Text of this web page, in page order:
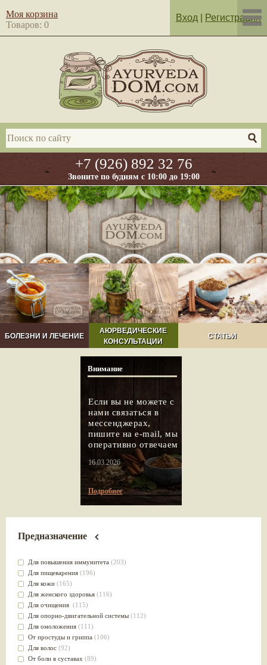
+7 (926) 892 32 76
Звоните по будням с 10:00 до 19:00
Моя корзина
Товаров: 0
Вход Регистрация
БОЛЕЗНИ И ЛЕЧЕНИЕ
АЮРВЕДИЧЕСКИЕ
КОНСУЛЬТАЦИИ
СТАТЬИ
Внимание
Если вы не можете с
нами связаться в
мессенджерах,
пишите на e-mail, мы
оперативно отвечаем
16.03.2026
Подробнее
Предназначение
Для повышения иммунитета (203)
Для пищеварения (196)
Для кожи (165)
Для женского здоровья (116)
Для очищения (115)
Для опорно-двигательной системы (112)
Для омоложения (111)
От простуды и гриппа (106)
Для волос (92)
От боли в суставах (89)